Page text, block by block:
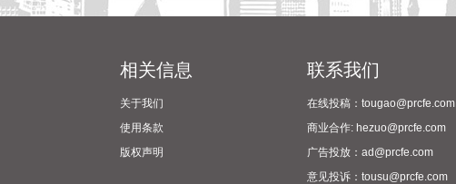
相关信息
关于我们
使用条款
版权声明
联系我们
在线投稿：tougao@prcfe.com
商业合作: hezuo@prcfe.com
广告投放：ad@prcfe.com
意见投诉：tousu@prcfe.com